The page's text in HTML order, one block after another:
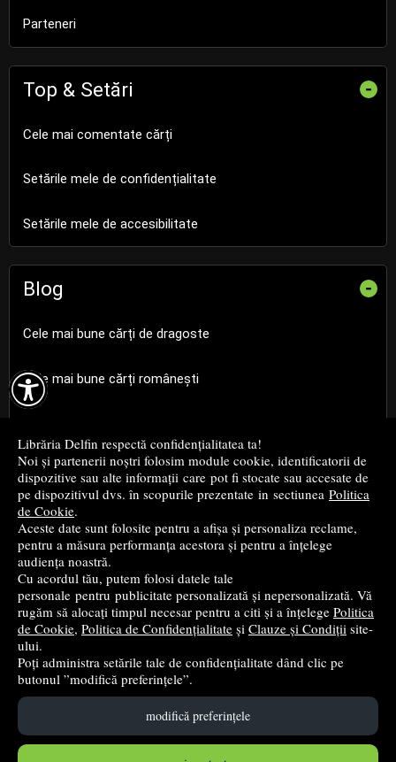

Librăria Delfin respectă confidențialitatea ta!
Noi și partenerii noștri folosim module cookie, identificatorii de
dispozitive sau alte informații care pot fi stocate sau accesate de
pe dispozitivul dvs. în scopurile prezentate in sectiunea Politica
de Cookie.
Aceste date sunt folosite pentru a afișa și personaliza reclame,
pentru a măsura performanța acestora și pentru a înțelege
audiența noastră.
Cu acordul tău, putem folosi datele tale
personale pentru publicitate personalizată și nepersonalizată. Vă
rugăm să alocați timpul necesar pentru a citi și a înțelege Politica
de Cookie, Politica de Confidențialitate și Clauze și Condiții site-
ului.
Poți administra setările tale de confidențialitate dând clic pe
butonul ”modifică preferințele”.
modifică preferințele
Parteneri
Top & Setări -
Cele mai comentate cărți
Setările mele de confidențialitate
Setările mele de accesibilitate
Blog -
Cele mai bune cărți de dragoste
Cele mai bune cărți românești
Cele mai bune cărți de istorie
Top cărți beletristică
...toate știrile
© 2004 - 2026 Grup DZC SRL
Magazin onlinecreat de Vital Soft
Created in 0.0893 sec